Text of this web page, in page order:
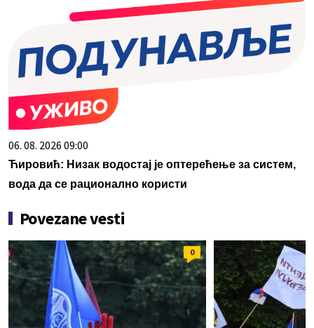
06. 08. 2026 09:00
Ћировић: Низак водостај је оптерећење за систем,
вода да се рационално користи
Povezane vesti
0